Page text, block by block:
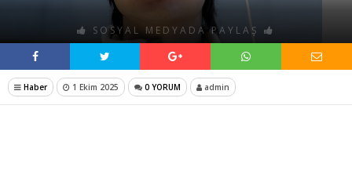
SOSYAL MEDYADA PAYLAŞ
Haber 1 Ekim 2025 0 YORUM admin